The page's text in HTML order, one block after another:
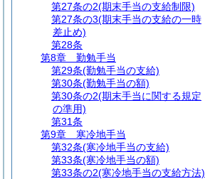
第27条の2(期末手当の支給制限)
第27条の3(期末手当の支給の一時
差止め)
第28条
第8章
勤勉手当
第29条(勤勉手当の支給)
第30条(勤勉手当の額)
第30条の2(期末手当に関する規定
の準用)
第31条
第9章
寒冷地手当
第32条(寒冷地手当の支給)
第33条(寒冷地手当の額)
第33条の2(寒冷地手当の支給方法)